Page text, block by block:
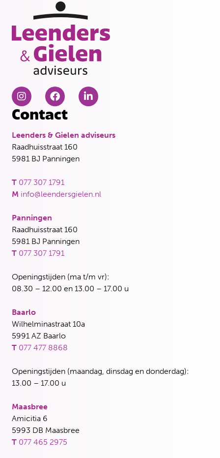
Contact
Leenders & Gielen adviseurs
Raadhuisstraat 160
5981 BJ Panningen
T 077 307 1791
M info@leendersgielen.nl
Panningen
Raadhuisstraat 160
5981 BJ Panningen
T 077 307 1791
Openingstijden (ma t/m vr):
08.30 – 12.00 en 13.00 – 17.00 u
Baarlo
Wilhelminastraat 10a
5991 AZ Baarlo
T 077 477 8868
Openingstijden (maandag, dinsdag en donderdag):
13.00 – 17.00 u
Maasbree
Amicitia 6
5993 DB Maasbree
T 077 465 2975